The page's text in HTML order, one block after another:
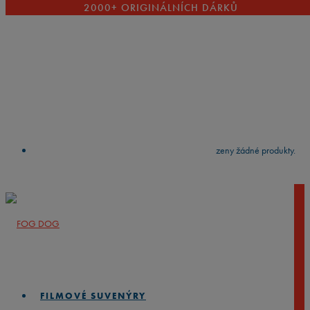
2000+ ORIGINÁLNÍCH DÁRKŮ
FILMOVÉ SUVENÝRY
press Nebyly nalezeny žádné produkty.